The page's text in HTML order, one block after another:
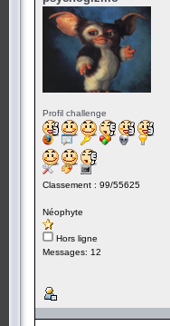
Profil challenge
Classement : 99/55625
Néophyte
Hors ligne
Messages: 12